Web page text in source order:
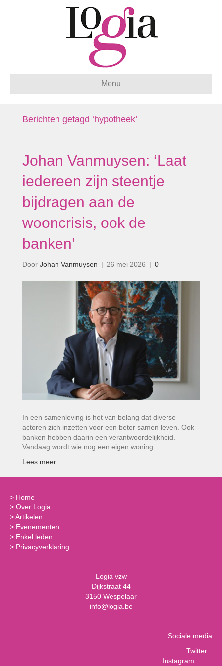
Menu
Berichten getagd ‘hypotheek’
Johan Vanmuysen: ‘Laat
iedereen zijn steentje
bijdragen aan de
wooncrisis, ook de
banken’
Door Johan Vanmuysen | 26 mei 2026 | 0
In een samenleving is het van belang dat diverse
actoren zich inzetten voor een beter samen leven. Ook
banken hebben daarin een verantwoordelijkheid.
Vandaag wordt wie nog een eigen woning…
Lees meer
> Home
> Over Logia
>Artikelen
> Evenementen
> Enkel leden
> Privacyverklaring
Logia vzw
Dijkstraat 44
3150 Wespelaar
info@logia.be
Sociale media
Twitter
Instagram